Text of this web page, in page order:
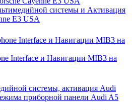
системы и Активация
E3 USA
Interface и Навигации MIB3 на